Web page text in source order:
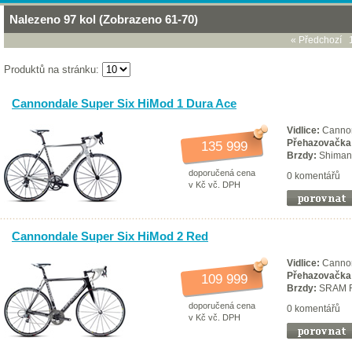
Nalezeno 97 kol (Zobrazeno 61-70)
« Předchozí
Produktů na stránku:
Cannondale Super Six HiMod 1 Dura Ace
135 999
doporučená cena
v Kč vč. DPH
Vidlice:
Brzdy:
0 komentářů
Cannondale Super Six HiMod 2 Red
109 999
doporučená cena
v Kč vč. DPH
Vidlice:
Brzdy: SRAM
0 komentářů